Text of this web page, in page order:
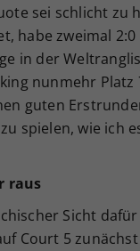
sei schlicht zu
habe zweimal
in der
nunmehr Platz
guten
spielen, wie ich
raus
Sicht
Court 5